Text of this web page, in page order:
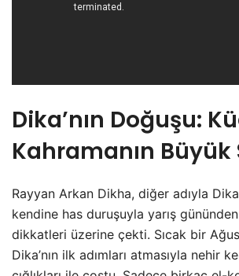
Dika’nın Doğuşu:
Kahramanın Büyük
Rayyan Arkan Dikha, diğer adıyla
kendine has duruşuyla yarış
dikkatleri üzerine çekti. Sıcak bir
Dika’nın ilk adımları atmasıyla nehir